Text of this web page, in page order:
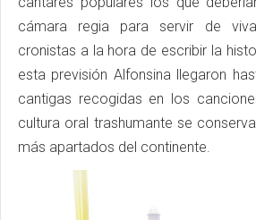
cámara regia para servir de
cronistas a la hora de escribir la
esta previsión Alfonsina llegaron
cantigas recogidas en los
cultura oral trashumante se
más apartados del continente.